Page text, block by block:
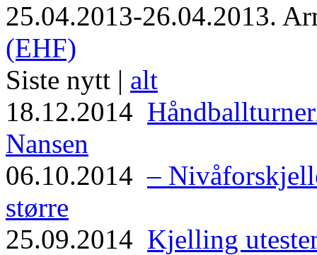
25.04.2013-26.04.2013.
(EHF)
Siste nytt | alt
18.12.2014
Nansen
06.10.2014–
større
25.09.2014 Kjelling